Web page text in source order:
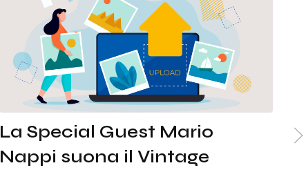
La Special Guest Mario
Nappi suona il Vintage